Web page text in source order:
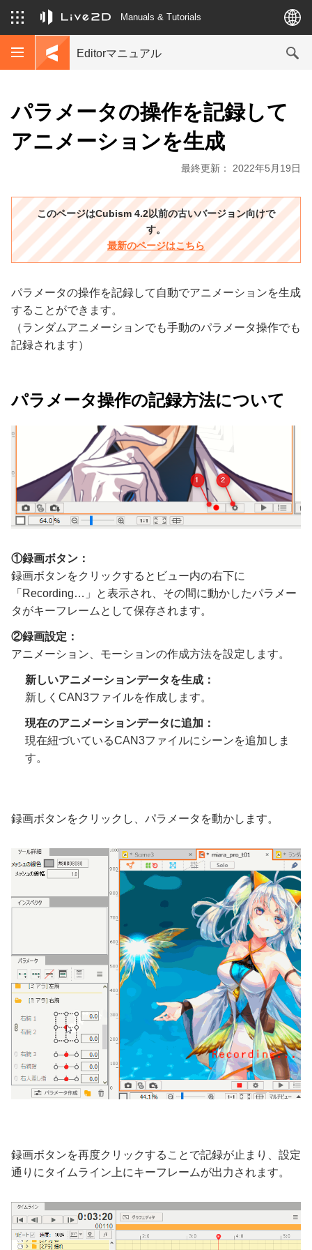
Manuals & Tutorials
Editorマニュアル
パラメータの操作を記録して
アニメーションを生成
最終更新： 2022年5月19日
このページはCubism 4.2以前の古いバージョン向けで
す。
最新のページはこちら
パラメータの操作を記録して自動でアニメーションを生成
することができます。
（ランダムアニメーションでも手動のパラメータ操作でも
記録されます）
パラメータ操作の記録方法について
①録画ボタン：
録画ボタンをクリックするとビュー内の右下に
「Recording…」と表示され、その間に動かしたパラメー
タがキーフレームとして保存されます。
②録画設定：
アニメーション、モーションの作成方法を設定します。
新しいアニメーションデータを生成：
新しくCAN3ファイルを作成します。
現在のアニメーションデータに追加：
現在紐づいているCAN3ファイルにシーンを追加しま
す。
録画ボタンをクリックし、パラメータを動かします。
録画ボタンを再度クリックすることで記録が止まり、設定
通りにタイムライン上にキーフレームが出力されます。